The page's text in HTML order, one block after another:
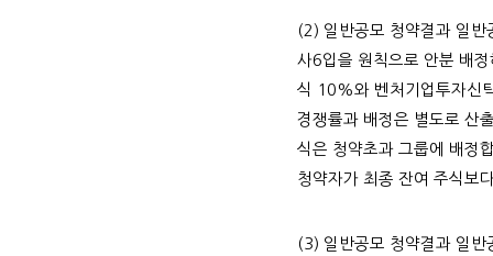
(2) 일반공모 청약결과 일반
사6입을 원칙으로 안분 배
식 10%와 벤처기업투자신
경쟁률과 배정은 별도로 산
식은 청약초과 그룹에 배정
청약자가 최종 잔여 주식보
(3) 일반공모 청약결과 일반